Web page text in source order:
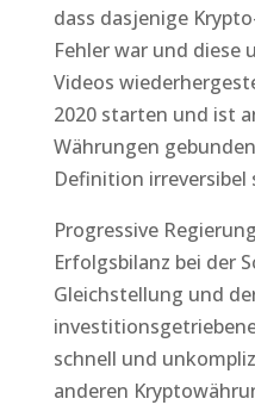
dass dasjenige
Fehler war und diese
Videos
2020 starten und ist
Währungen
Definition irreversibel
Progressive
Erfolgsbilanz bei der
Gleichstellung und
schnell und
anderen